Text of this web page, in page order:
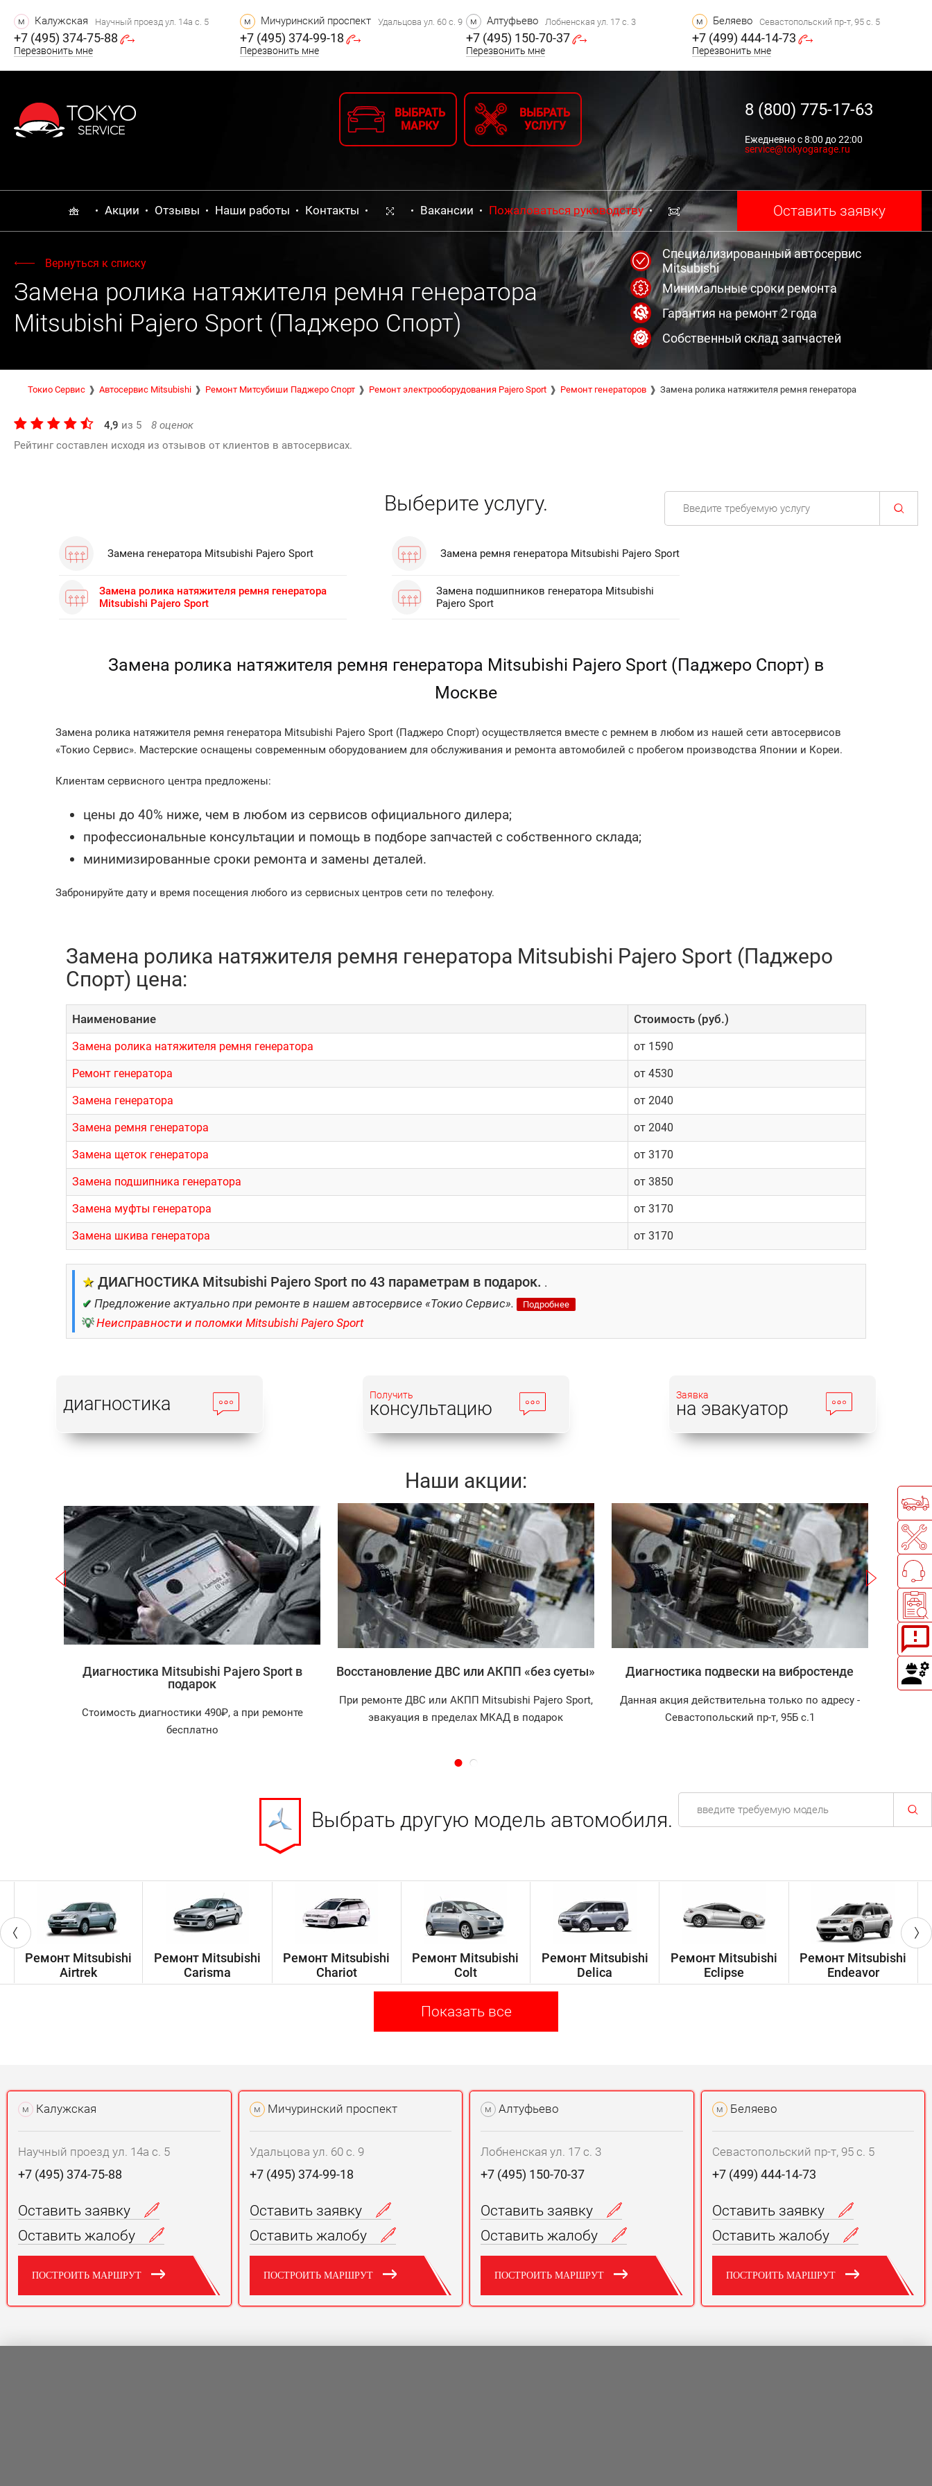
м Калужская Научный проезд ул. 14а с. 5
+7 (495) 374-75-88
Перезвонить мне
м Мичуринский проспект Удальцова ул. 60 с. 9
+7 (495) 374-99-18
Перезвонить мне
м Алтуфьево Лобненская ул. 17 с. 3
+7 (495) 150-70-37
Перезвонить мне
м Беляево Севастопольский пр-т, 95 с. 5
+7 (499) 444-14-73
Перезвонить мне
ВЫБРАТЬ
МАРКУ
ВЫБРАТЬ
УСЛУГУ
8 (800) 775-17-63
Ежедневно с 8:00 до 22:00
service@tokyogarage.ru
Акции Отзывы Наши работы Контакты Вакансии Пожаловаться руководству Оставить заявку
Вернуться к списку
Замена ролика натяжителя ремня генератора
Mitsubishi Pajero Sport (Паджеро Спорт)
Специализированный автосервис
Mitsubishi
Минимальные сроки ремонта
Гарантия на ремонт 2 года
Собственный склад запчастей
Токио Сервис Автосервис Mitsubishi Ремонт Митсубиши Паджеро Спорт Ремонт электрооборудования Pajero Sport Ремонт генераторов Замена ролика натяжителя ремня генератора
4,9 из 5 8 оценок
Рейтинг составлен исходя из отзывов от клиентов в автосервисах.
Выберите услугу.
Замена генератора Mitsubishi Pajero Sport Замена ремня генератора Mitsubishi Pajero Sport
Замена ролика натяжителя ремня генератора
Mitsubishi Pajero Sport
Замена подшипников генератора Mitsubishi
Pajero Sport
Замена ролика натяжителя ремня генератора Mitsubishi Pajero Sport (Паджеро Спорт) в
Москве
Замена ролика натяжителя ремня генератора Mitsubishi Pajero Sport (Паджеро Спорт) осуществляется вместе с ремнем в любом из нашей сети автосервисов
«Токио Сервис». Мастерские оснащены современным оборудованием для обслуживания и ремонта автомобилей с пробегом производства Японии и Кореи.
Клиентам сервисного центра предложены:
цены до 40% ниже, чем в любом из сервисов официального дилера;
профессиональные консультации и помощь в подборе запчастей с собственного склада;
минимизированные сроки ремонта и замены деталей.
Забронируйте дату и время посещения любого из сервисных центров сети по телефону.
Замена ролика натяжителя ремня генератора Mitsubishi Pajero Sport (Паджеро
Спорт) цена:
Наименование Cтоимость (руб.)
Замена ролика натяжителя ремня генератора от 1590
Ремонт генератора от 4530
Замена генератора от 2040
Замена ремня генератора от 2040
Замена щеток генератора от 3170
Замена подшипника генератора от 3850
Замена муфты генератора от 3170
Замена шкива генератора от 3170
★ ДИАГНОСТИКА Mitsubishi Pajero Sport по 43 параметрам в подарок. .
✔ Предложение актуально при ремонте в нашем автосервисе «Токио Сервис». Подробнее
💡 Неисправности и поломки Mitsubishi Pajero Sport
диагностика Получить
консультацию
Заявка
на эвакуатор
Наши акции:
Записаться
Диагностика Mitsubishi Pajero Sport в
подарок
Стоимость диагностики 490₽, а при ремонте
бесплатно
Записаться
Восстановление ДВС или АКПП «без суеты»
При ремонте ДВС или АКПП Mitsubishi Pajero Sport,
эвакуация в пределах МКАД в подарок
Записаться
Диагностика подвески на вибростенде
Данная акция действительна только по адресу -
Севастопольский пр-т, 95Б с.1
Выбрать другую модель автомобиля.
Ремонт Mitsubishi
Airtrek
Ремонт Mitsubishi
Carisma
Ремонт Mitsubishi
Chariot
Ремонт Mitsubishi
Colt
Ремонт Mitsubishi
Delica
Ремонт Mitsubishi
Eclipse
Ремонт Mitsubishi
Endeavor
Показать все
м Калужская
Научный проезд ул. 14а с. 5
+7 (495) 374-75-88
Оставить заявку
Оставить жалобу
ПОСТРОИТЬ МАРШРУТ
м Мичуринский проспект
Удальцова ул. 60 с. 9
+7 (495) 374-99-18
Оставить заявку
Оставить жалобу
ПОСТРОИТЬ МАРШРУТ
м Алтуфьево
Лобненская ул. 17 с. 3
+7 (495) 150-70-37
Оставить заявку
Оставить жалобу
ПОСТРОИТЬ МАРШРУТ
м Беляево
Севастопольский пр-т, 95 с. 5
+7 (499) 444-14-73
Оставить заявку
Оставить жалобу
ПОСТРОИТЬ МАРШРУТ